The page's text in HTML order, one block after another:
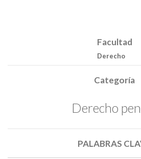
Facultad
Derecho
Categoría
Derecho
PALABRAS